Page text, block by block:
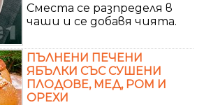
Сместа се разпределя в
чаши и се добавя чията.
ПЪЛНЕНИ ПЕЧЕНИ
ЯБЪЛКИ СЪС СУШЕНИ
ПЛОДОВЕ, МЕД, РОМ И
ОРЕХИ